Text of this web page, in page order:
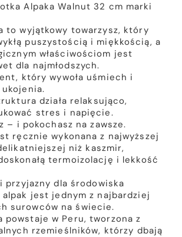
Alpaka Walnut 32 cm marki
to wyjątkowy towarzysz, który
puszystością i miękkością, a
właściwościom jest
dla najmłodszych.
który wywoła uśmiech i
działa relaksująco,
stres i napięcie.
– i pokochasz na zawsze.
ręcznie wykonana z najwyższej
niż kaszmir,
termoizolację i lekkość
przyjazny dla środowiska
jest jednym z najbardziej
surowców na świecie.
powstaje w Peru, tworzona z
rzemieślników, którzy dbają